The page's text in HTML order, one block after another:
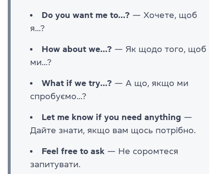
Do you want me to...? — Хочете, щоб
я...?
How about we...? — Як щодо того, щоб
ми...?
What if we try...? — А що, якщо ми
спробуємо...?
Let me know if you need anything —
Дайте знати, якщо вам щось потрібно.
Feel free to ask — Не соромтеся
запитувати.